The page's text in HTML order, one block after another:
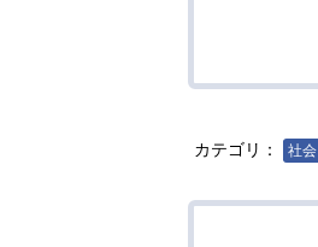
カテゴリ： 社会